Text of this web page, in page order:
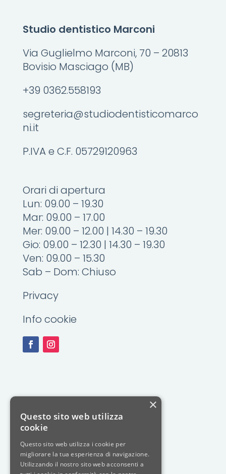
Studio dentistico Marconi
Via Guglielmo Marconi, 70 – 20813
Bovisio Masciago (MB)
+39 0362.558193
segreteria@studiodentisticomarco
ni.it
P.IVA e C.F. 05729120963
Orari di apertura
Lun: 09.00 – 19.30
Mar: 09.00 – 17.00
Mer: 09.00 – 12.00 | 14.30 – 19.30
Gio: 09.00 – 12.30 | 14.30 – 19.30
Ven: 09.00 – 15.30
Sab – Dom: Chiuso
Privacy
Info cookie
×
Questo sito web utilizza
cookie
Questo sito web utilizza i cookie per
migliorare la tua esperienza di navigazione.
Utilizzando il nostro sito web acconsenti a